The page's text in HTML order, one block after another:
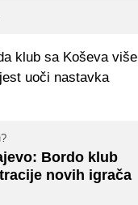
klub sa Koševa više
uoči nastavka
Bordo klub
novih igrača